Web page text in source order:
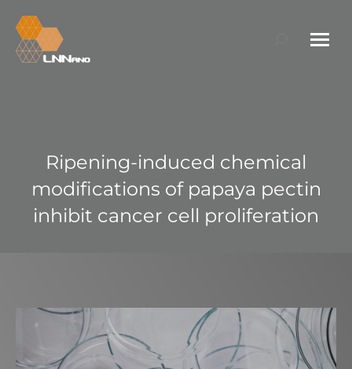
Search:
Ripening-induced chemical
modifications of papaya pectin
inhibit cancer cell proliferation